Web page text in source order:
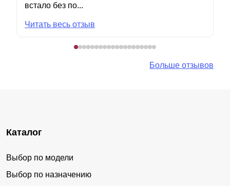
встало без по...
Читать весь отзыв
Больше отзывов
Каталог
Выбор по модели
Выбор по назначению